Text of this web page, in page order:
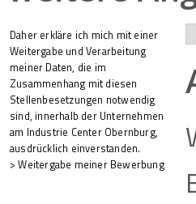
Daher erkläre ich mich mit einer
Weitergabe und Verarbeitung
meiner Daten, die im
Zusammenhang mit diesen
Stellenbesetzungen notwendig
sind, innerhalb der Unternehmen
am Industrie Center Obernburg,
ausdrücklich einverstanden.
> Weitergabe meiner Bewerbung